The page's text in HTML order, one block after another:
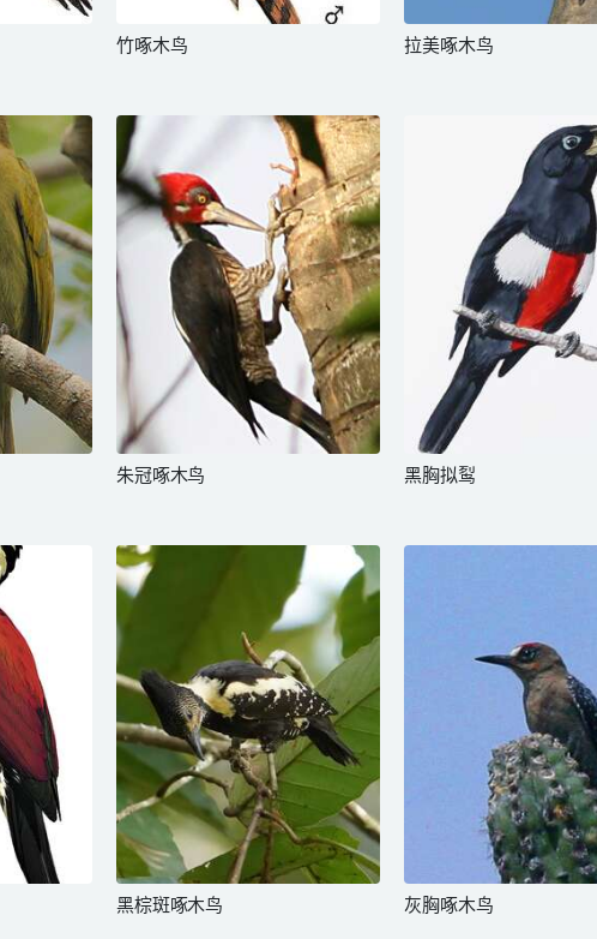
竹啄木鸟 拉美啄木鸟
朱冠啄木鸟 黑胸拟䴕
黑棕斑啄木鸟 灰胸啄木鸟